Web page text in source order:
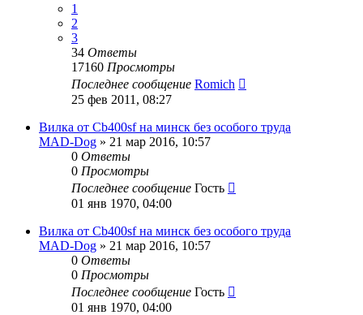
1
2
3
34 Ответы
17160 Просмотры
Последнее сообщение Romich
25 фев 2011, 08:27
Вилка от Cb400sf на минск без особого труда
MAD-Dog » 21 мар 2016, 10:57
0 Ответы
0 Просмотры
Последнее сообщение Гость
01 янв 1970, 04:00
Вилка от Cb400sf на минск без особого труда
MAD-Dog » 21 мар 2016, 10:57
0 Ответы
0 Просмотры
Последнее сообщение Гость
01 янв 1970, 04:00